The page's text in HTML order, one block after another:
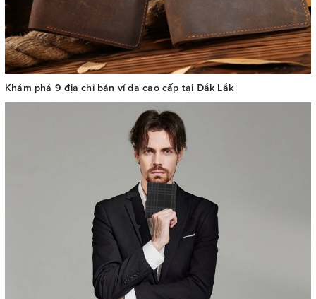
Khám phá 9 địa chỉ bán ví da cao cấp tại Đắk Lắk